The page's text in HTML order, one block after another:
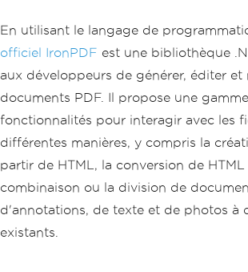
En utilisant le langage de
officiel IronPDF est une bibliothèque
aux développeurs de générer, éditer et
documents PDF. Il propose une
fonctionnalités pour interagir avec les
différentes manières, y compris la
partir de HTML, la conversion de HTML
combinaison ou la division de
d'annotations, de texte et de photos à
existants.